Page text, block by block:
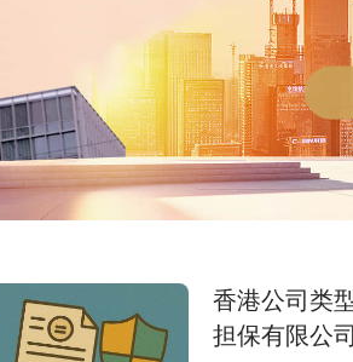
香港公司类
担保有限公